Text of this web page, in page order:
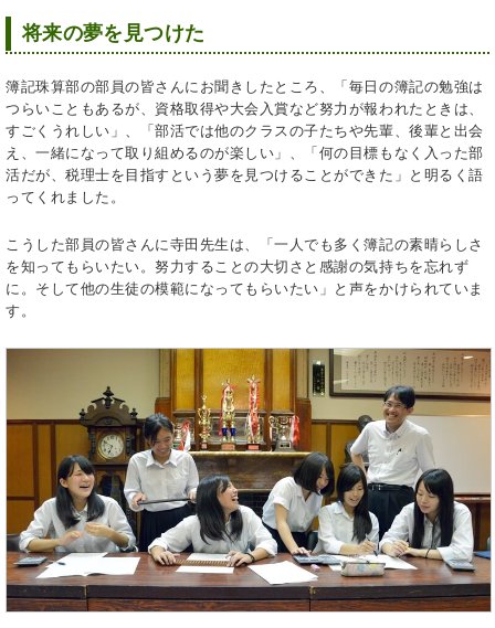
将来の夢を見つけた
簿記珠算部の部員の皆さんにお聞きしたところ、「毎日の簿記の勉強は
つらいこともあるが、資格取得や大会入賞など努力が報われたときは、
すごくうれしい」、「部活では他のクラスの子たちや先輩、後輩と出会
え、一緒になって取り組めるのが楽しい」、「何の目標もなく入った部
活だが、税理士を目指すという夢を見つけることができた」と明るく語
ってくれました。
こうした部員の皆さんに寺田先生は、「一人でも多く簿記の素晴らしさ
を知ってもらいたい。努力することの大切さと感謝の気持ちを忘れず
に。そして他の生徒の模範になってもらいたい」と声をかけられていま
す。